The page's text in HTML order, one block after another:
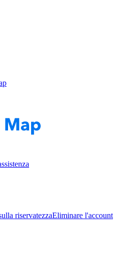
riservatezzaEliminare l'account